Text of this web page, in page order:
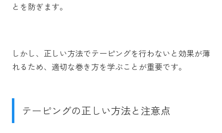
とを防ぎます。
しかし、正しい方法でテーピングを行わないと効果が薄
れるため、適切な巻き方を学ぶことが重要です。
テーピングの正しい方法と注意点